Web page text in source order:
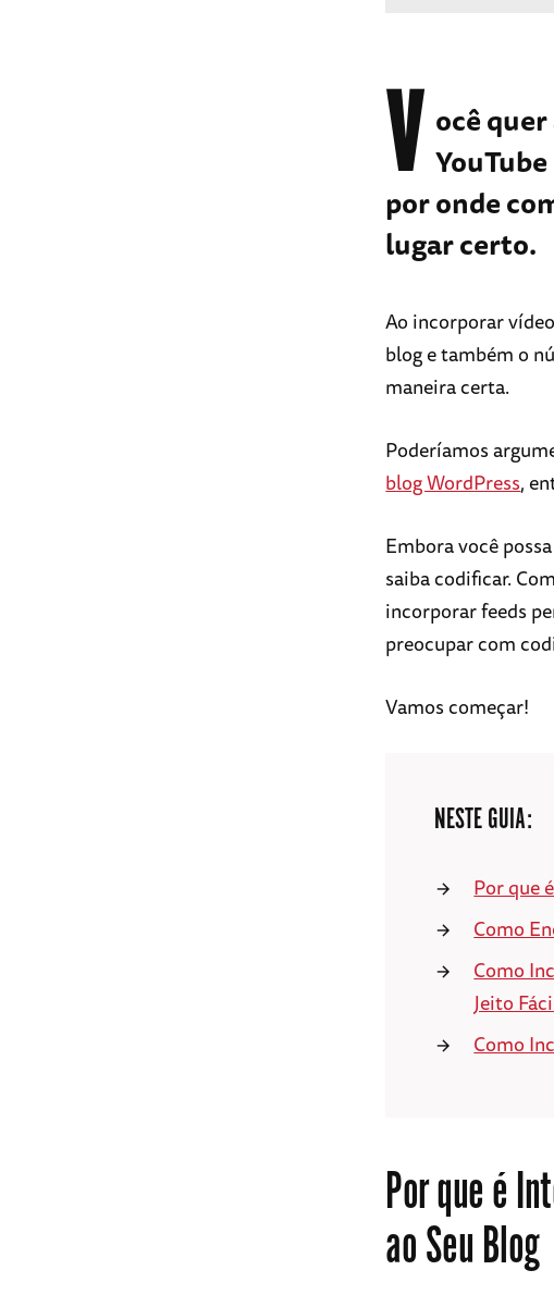
V ocê
por onde
lugar certo.
Ao incorporar
blog e também o
maneira certa.
Poderíamos
blog WordPress,
Embora você
saiba codificar.
incorporar feeds
preocupar com
Vamos começar!
NESTE GUIA:
Por que
Como
Como
Jeito
Como
Por que é
ao Seu Blog